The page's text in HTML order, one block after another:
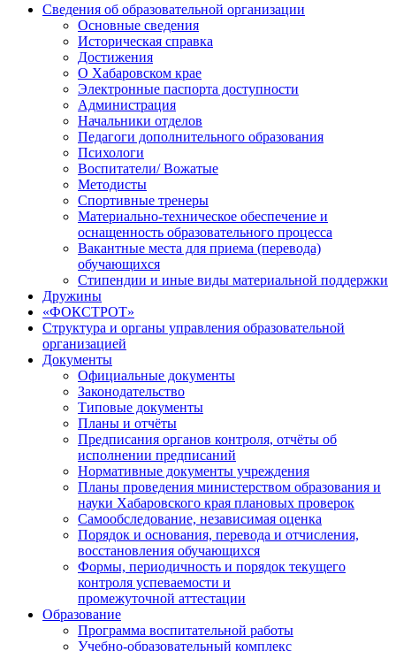
Сведения об образовательной организации
Основные сведения
Историческая справка
Достижения
О Хабаровском крае
Электронные паспорта доступности
Администрация
Начальники отделов
Педагоги дополнительного образования
Психологи
Воспитатели/ Вожатые
Методисты
Спортивные тренеры
Материально-техническое обеспечение и
оснащенность образовательного процесса
Вакантные места для приема (перевода)
обучающихся
Стипендии и иные виды материальной поддержки
Дружины
«ФОКСТРОТ»
Структура и органы управления образовательной
организацией
Документы
Официальные документы
Законодательство
Типовые документы
Планы и отчёты
Предписания органов контроля, отчёты об
исполнении предписаний
Нормативные документы учреждения
Планы проведения министерством образования и
науки Хабаровского края плановых проверок
Самообследование, независимая оценка
Порядок и основания, перевода и отчисления,
восстановления обучающихся
Формы, периодичность и порядок текущего
контроля успеваемости и
промежуточной аттестации
Образование
Программа воспитательной работы
Учебно-образовательный комплекс